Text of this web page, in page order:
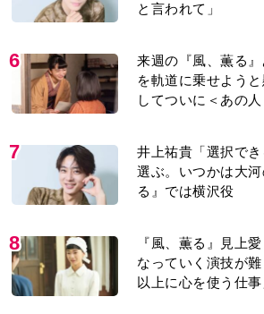
と言われて」
6
来週の『風、薫る
を軌道に乗せよう
してついに＜あの
7
井上祐貴「選択で
選ぶ。いつかは大
る』では横沢役
8
『風、薫る』見上
なっていく演技が
以上に心を使う仕事